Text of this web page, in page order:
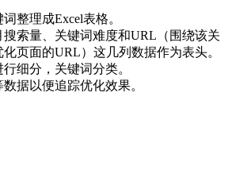
整理成Excel表格。
索量、关键词难度和URL（围绕该关
页面的URL）这几列数据作为表头。
细分，关键词分类。
据以便追踪优化效果。